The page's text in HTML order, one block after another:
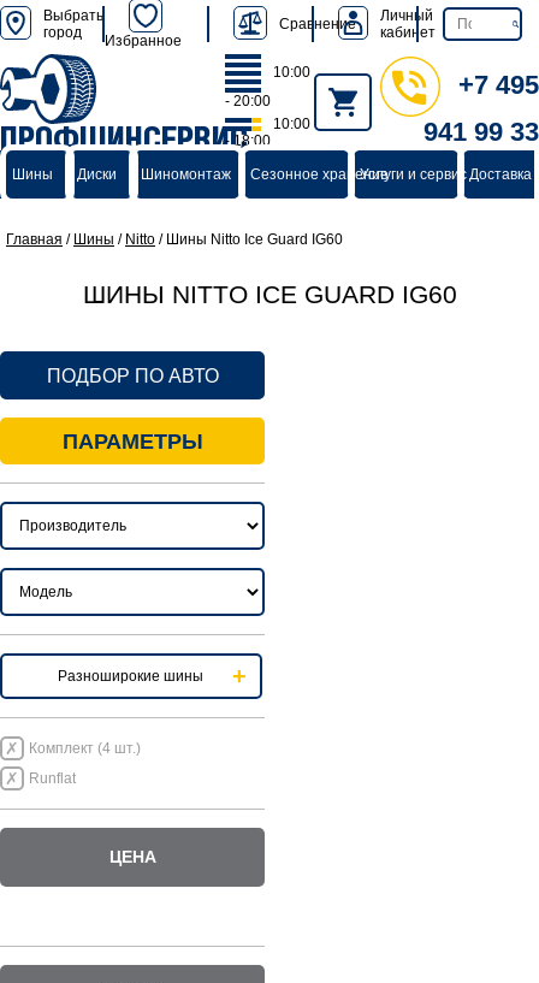
Выбрать
город
Избранное
Сравнение
Личный
кабинет
ПРОФШИНСЕРВИС
группа компаний
10:00
- 20:00
10:00
- 18:00
+7 495
941 99 33
Шины Диски Шиномонтаж Сезонное хранениеУслуги и сервисДоставка
Главная / Шины / Nitto / Шины Nitto Ice Guard IG60
ШИНЫ NITTO ICE GUARD IG60
ПОДБОР ПО АВТО
ПАРАМЕТРЫ
Разноширокие шины
Комплект (4 шт.)
Runflat
ЦЕНА